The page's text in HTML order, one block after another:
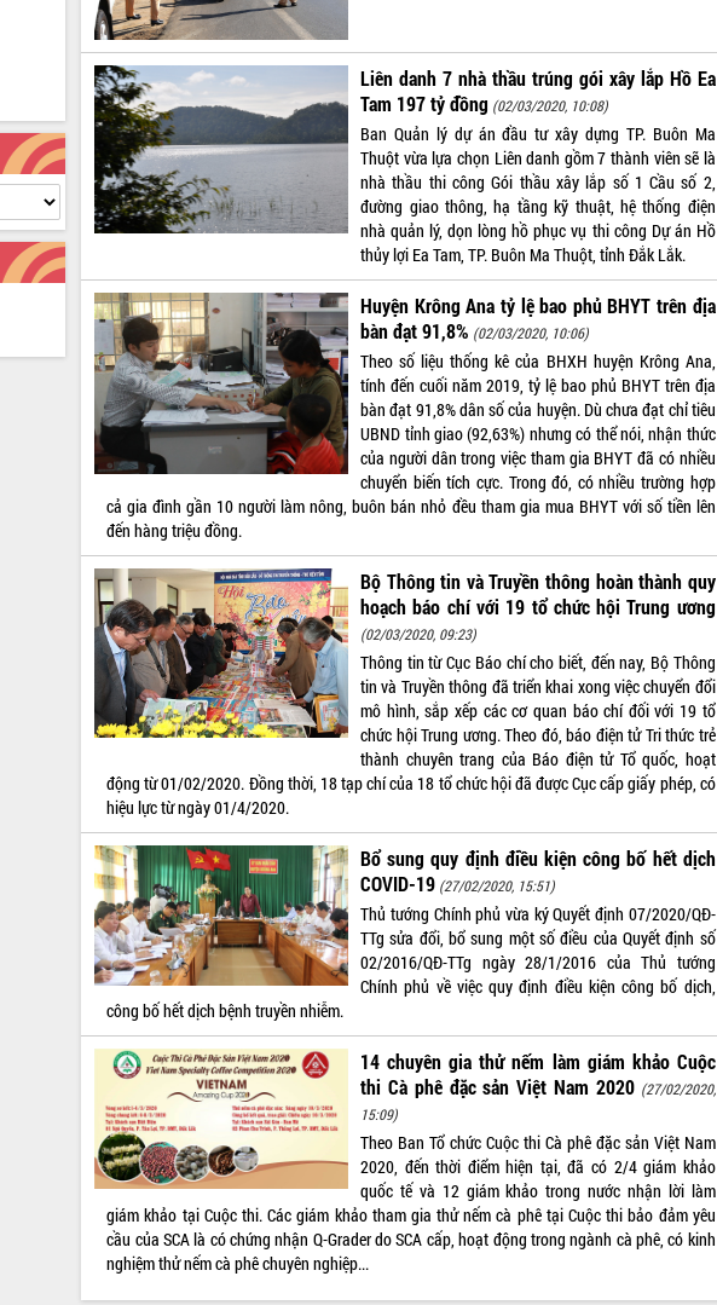
Liên danh 7 nhà thầu trúng gói xây lắp Hồ Ea
Tam 197 tỷ đồng (02/03/2020, 10:08)
Ban Quản lý dự án đầu tư xây dựng TP. Buôn Ma
Thuột vừa lựa chọn Liên danh gồm 7 thành viên sẽ là
nhà thầu thi công Gói thầu xây lắp số 1 Cầu số 2,
đường giao thông, hạ tầng kỹ thuật, hệ thống điện
nhà quản lý, dọn lòng hồ phục vụ thi công Dự án Hồ
thủy lợi Ea Tam, TP. Buôn Ma Thuột, tỉnh Đắk Lắk.
Huyện Krông Ana tỷ lệ bao phủ BHYT trên địa
bàn đạt 91,8% (02/03/2020, 10:06)
Theo số liệu thống kê của BHXH huyện Krông Ana,
tính đến cuối năm 2019, tỷ lệ bao phủ BHYT trên địa
bàn đạt 91,8% dân số của huyện. Dù chưa đạt chỉ tiêu
UBND tỉnh giao (92,63%) nhưng có thể nói, nhận thức
của người dân trong việc tham gia BHYT đã có nhiều
chuyển biến tích cực. Trong đó, có nhiều trường hợp
cả gia đình gần 10 người làm nông, buôn bán nhỏ đều tham gia mua BHYT với số tiền lên
đến hàng triệu đồng.
Bộ Thông tin và Truyền thông hoàn thành quy
hoạch báo chí với 19 tổ chức hội Trung ương
(02/03/2020, 09:23)
Thông tin từ Cục Báo chí cho biết, đến nay, Bộ Thông
tin và Truyền thông đã triển khai xong việc chuyển đổi
mô hình, sắp xếp các cơ quan báo chí đối với 19 tổ
chức hội Trung ương. Theo đó, báo điện tử Tri thức trẻ
thành chuyên trang của Báo điện tử Tổ quốc, hoạt
động từ 01/02/2020. Đồng thời, 18 tạp chí của 18 tổ chức hội đã được Cục cấp giấy phép, có
hiệu lực từ ngày 01/4/2020.
Bổ sung quy định điều kiện công bố hết dịch
COVID-19 (27/02/2020, 15:51)
Thủ tướng Chính phủ vừa ký Quyết định 07/2020/QĐ-
TTg sửa đổi, bổ sung một số điều của Quyết định số
02/2016/QĐ-TTg ngày 28/1/2016 của Thủ tướng
Chính phủ về việc quy định điều kiện công bố dịch,
công bố hết dịch bệnh truyền nhiễm.
14 chuyên gia thử nếm làm giám khảo Cuộc
thi Cà phê đặc sản Việt Nam 2020 (27/02/2020,
15:09)
Theo Ban Tổ chức Cuộc thi Cà phê đặc sản Việt Nam
2020, đến thời điểm hiện tại, đã có 2/4 giám khảo
quốc tế và 12 giám khảo trong nước nhận lời làm
giám khảo tại Cuộc thi. Các giám khảo tham gia thử nếm cà phê tại Cuộc thi bảo đảm yêu
cầu của SCA là có chứng nhận Q-Grader do SCA cấp, hoạt động trong ngành cà phê, có kinh
nghiệm thử nếm cà phê chuyên nghiệp...